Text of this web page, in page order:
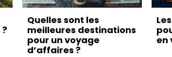
Quelles sont les
meilleures destinations
pour un voyage
d’affaires ?
en